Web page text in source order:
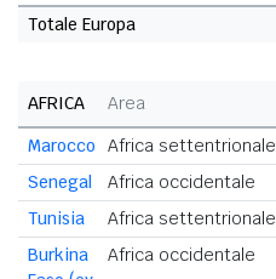
Totale Europa
AFRICA Area
Marocco
Africa settentrionale
Senegal
Africa occidentale
Tunisia
Africa settentrionale
Burkina
Africa occidentale